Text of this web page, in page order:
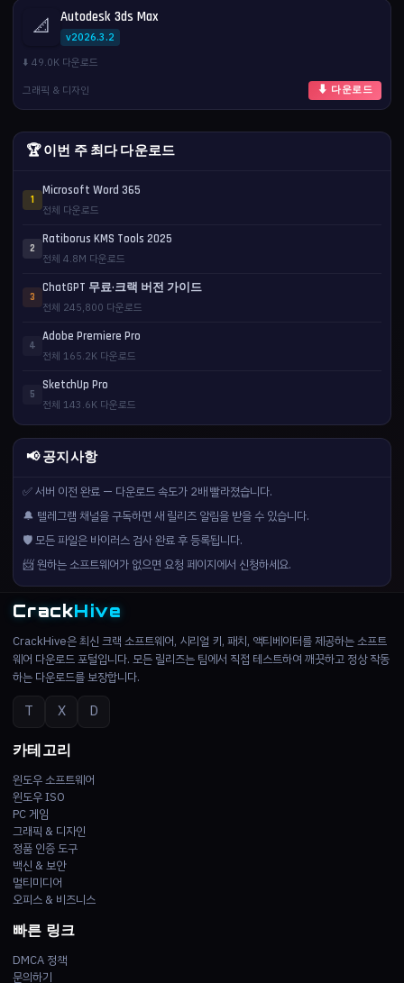
📐 Autodesk 3ds Max
v2026.3.2
⬇️ 49.0K 다운로드
그래픽 & 디자인
⬇ 다운로드
🏆 이번 주 최다 다운로드
1
Microsoft Word 365
전체 다운로드
2
Ratiborus KMS Tools 2025
전체 4.8M 다운로드
3
ChatGPT 무료·크랙 버전 가이드
전체 245,800 다운로드
4
Adobe Premiere Pro
전체 165.2K 다운로드
5
SketchUp Pro
전체 143.6K 다운로드
📢 공지사항
✅ 서버 이전 완료 — 다운로드 속도가 2배 빨라졌습니다.
🔔 텔레그램 채널을 구독하면 새 릴리즈 알림을 받을 수 있습니다.
🛡️ 모든 파일은 바이러스 검사 완료 후 등록됩니다.
📨 원하는 소프트웨어가 없으면 요청 페이지에서 신청하세요.
CrackHive
CrackHive은 최신 크랙 소프트웨어, 시리얼 키, 패치, 액티베이터를 제공하는 소프트
웨어 다운로드 포털입니다. 모든 릴리즈는 팀에서 직접 테스트하여 깨끗하고 정상 작동
하는 다운로드를 보장합니다.
T X D
카테고리
윈도우 소프트웨어
윈도우 ISO
PC 게임
그래픽 & 디자인
정품 인증 도구
백신 & 보안
멀티미디어
오피스 & 비즈니스
빠른 링크
DMCA 정책
문의하기